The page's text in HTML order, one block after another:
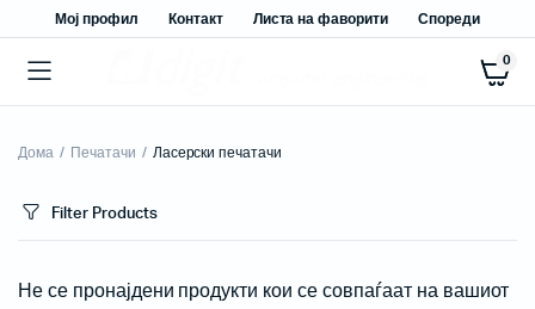
Мој профил Контакт Листа на фаворити Спореди
0
Дома Печатачи Ласерски печатачи
Filter Products
Не се пронајдени продукти кои се совпаѓаат на вашиот